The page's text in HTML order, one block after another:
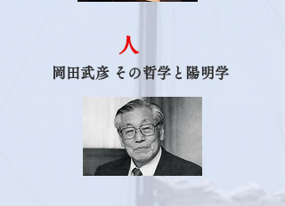
​人
​岡田武彦 その哲学と陽明学